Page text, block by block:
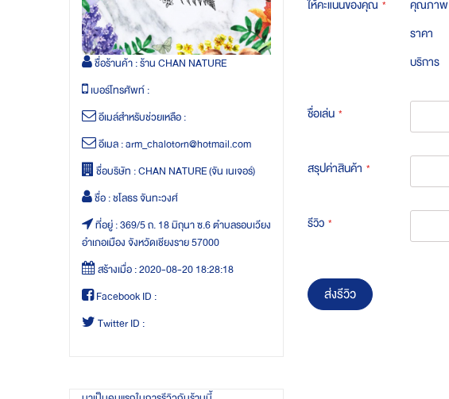
ชื่อร้านค้า :ร้าน CHAN NATURE
เบอร์โทรศัพท์ :
อีเมล์สำหรับช่วยเหลือ :
อีเมล :arm_chalotorn@hotmail.com
ชื่อบริษัท :CHAN NATURE (จัน เนเจอร์)
ชื่อ :ชโลธร จันทะวงศ์
ที่อยู่ :369/5 ถ. 18 มิถุนา ซ.6 ตำบลรอบเวียง
อำเภอเมือง จังหวัดเชียงราย 57000
สร้างเมื่อ :2020-08-20 18:28:18
Facebook ID :
Twitter ID :
ให้คะแนนของคุณ คุณภาพ
ราคา
บริการ
ชื่อเล่น
สรุปค่าสินค้า
รีวิว
ส่งรีวิว